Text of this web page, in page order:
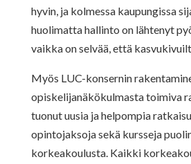
hyvin, ja kolmessa kaupungissa
huolimatta hallinto on lähtenyt
vaikka on selvää, että
Myös LUC-konsernin
opiskelijanäkökulmasta toimiva
tuonut uusia ja helpompia
opintojaksoja sekä kursseja
korkeakoulusta. Kaikki